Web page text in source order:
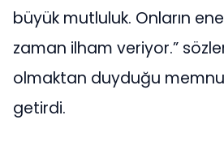
büyük mutluluk. Onların
zaman ilham veriyor.”
olmaktan duyduğu
getirdi.